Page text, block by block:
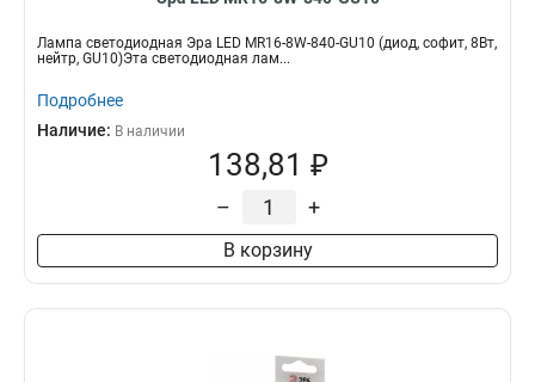
Лампа светодиодная Эра LED MR16-8W-840-GU10 (диод, софит, 8Вт,
нейтр, GU10)Эта светодиодная лам...
Подробнее
Наличие: В наличии
138,81 ₽
– +
В корзину